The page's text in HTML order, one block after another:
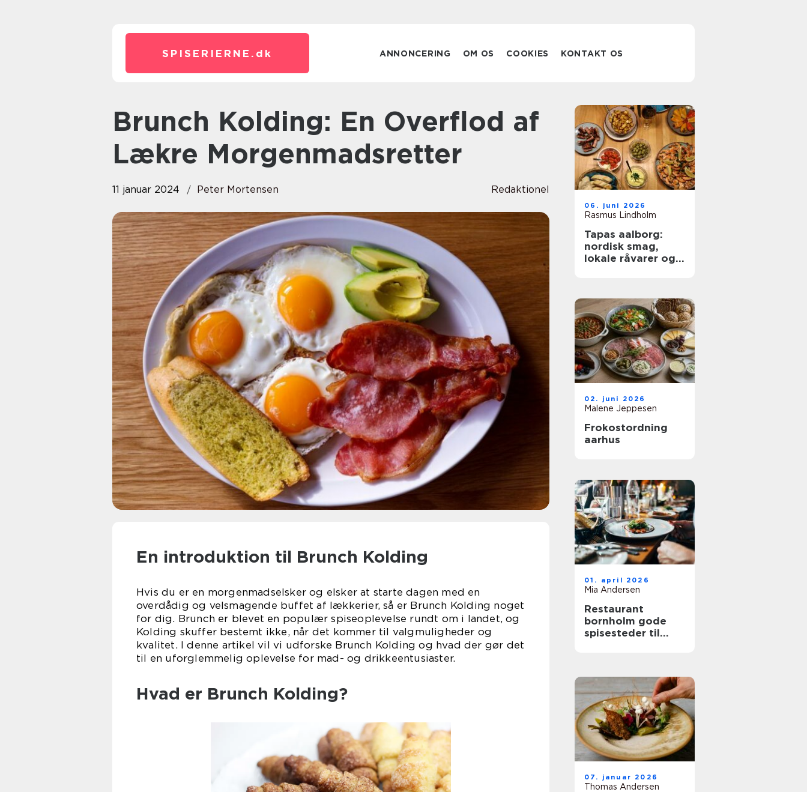
SPISERIERNE. dk ANNONCERING OM OS COOKIES KONTAKT OS
Brunch Kolding: En Overflod af
Lækre Morgenmadsretter
11 januar 2024 Peter Mortensen Redaktionel
En introduktion til Brunch Kolding
Hvis du er en morgenmadselsker og elsker at starte dagen med en
overdådig og velsmagende buffet af lækkerier, så er Brunch Kolding noget
for dig. Brunch er blevet en populær spiseoplevelse rundt om i landet, og
Kolding skuffer bestemt ikke, når det kommer til valgmuligheder og
kvalitet. I denne artikel vil vi udforske Brunch Kolding og hvad der gør det
til en uforglemmelig oplevelse for mad- og drikkeentusiaster.
Hvad er Brunch Kolding?
06. juni 2026
Rasmus Lindholm
Tapas aalborg:
nordisk smag,
lokale råvarer og
02. juni 2026
Malene Jeppesen
Frokostordning
aarhus
01. april 2026
Mia Andersen
Restaurant
bornholm gode
spisesteder til
07. januar 2026
Thomas Andersen